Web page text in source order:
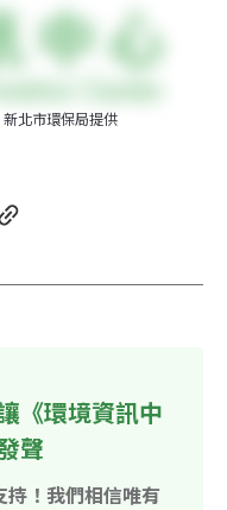
北市環保局提供
《環境資訊中
聲
持！我們相信唯有